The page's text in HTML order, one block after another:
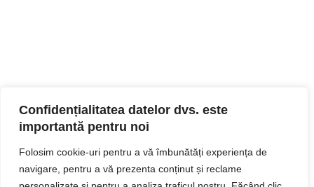
Confidențialitatea datelor dvs. este
importantă pentru noi
Folosim cookie-uri pentru a vă îmbunătăți experiența de
navigare, pentru a vă prezenta conținut și reclame